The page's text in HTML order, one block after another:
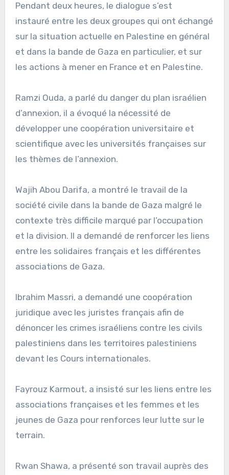
Pendant deux heures, le dialogue s’est
instauré entre les deux groupes qui ont échangé
sur la situation actuelle en Palestine en général
et dans la bande de Gaza en particulier, et sur
les actions à mener en France et en Palestine.
Ramzi Ouda, a parlé du danger du plan israélien
d’annexion, il a évoqué la nécessité de
développer une coopération universitaire et
scientifique avec les universités françaises sur
les thèmes de l’annexion.
Wajih Abou Darifa, a montré le travail de la
société civile dans la bande de Gaza malgré le
contexte très difficile marqué par l’occupation
et la division. Il a demandé de renforcer les liens
entre les solidaires français et les différentes
associations de Gaza.
Ibrahim Massri, a demandé une coopération
juridique avec les juristes français afin de
dénoncer les crimes israéliens contre les civils
palestiniens dans les territoires palestiniens
devant les Cours internationales.
Fayrouz Karmout, a insisté sur les liens entre les
associations françaises et les femmes et les
jeunes de Gaza pour renforces leur lutte sur le
terrain.
Rwan Shawa, a présenté son travail auprès des